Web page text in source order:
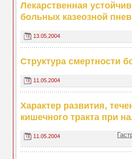
Лекарственная
больных казеозной
13.05.2004
Структура смертности
11.05.2004
Характер развития,
кишечного тракта при
11.05.2004